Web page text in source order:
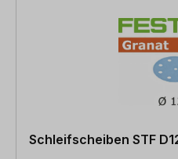
Schleifscheiben STF